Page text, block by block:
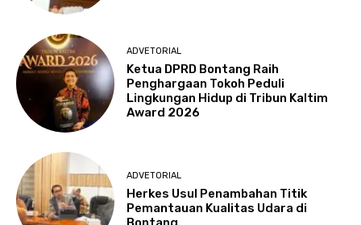
ADVETORIAL
Ketua DPRD Bontang Raih
Penghargaan Tokoh Peduli
Lingkungan Hidup di Tribun Kaltim
Award 2026
ADVETORIAL
Herkes Usul Penambahan Titik
Pemantauan Kualitas Udara di